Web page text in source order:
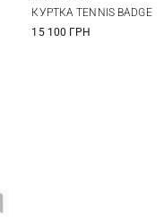
M L
КУРТКА TENNIS BADGE
15 100 ГРН